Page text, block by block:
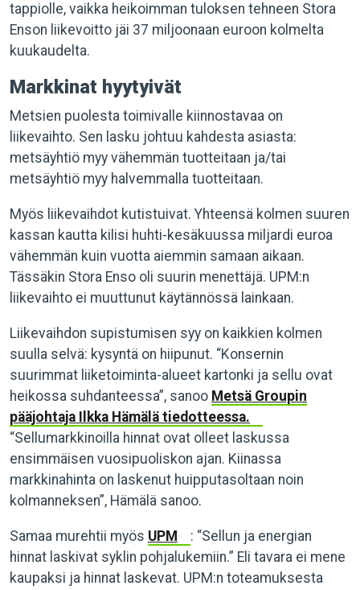
tappiolle, vaikka heikoimman tuloksen tehneen Stora
Enson liikevoitto jäi 37 miljoonaan euroon kolmelta
kuukaudelta.
Markkinat hyytyivät
Metsien puolesta toimivalle kiinnostavaa on
liikevaihto. Sen lasku johtuu kahdesta asiasta:
metsäyhtiö myy vähemmän tuotteitaan ja/tai
metsäyhtiö myy halvemmalla tuotteitaan.
Myös liikevaihdot kutistuivat. Yhteensä kolmen suuren
kassan kautta kilisi huhti-kesäkuussa miljardi euroa
vähemmän kuin vuotta aiemmin samaan aikaan.
Tässäkin Stora Enso oli suurin menettäjä. UPM:n
liikevaihto ei muuttunut käytännössä lainkaan.
Liikevaihdon supistumisen syy on kaikkien kolmen
suulla selvä: kysyntä on hiipunut. “Konsernin
suurimmat liiketoiminta-alueet kartonki ja sellu ovat
heikossa suhdanteessa”, sanoo Metsä Groupin
pääjohtaja Ilkka Hämälä tiedotteessa.
“Sellumarkkinoilla hinnat ovat olleet laskussa
ensimmäisen vuosipuoliskon ajan. Kiinassa
markkinahinta on laskenut huipputasoltaan noin
kolmanneksen”, Hämälä sanoo.
Samaa murehtii myös UPM
: “Sellun ja energian
hinnat laskivat syklin pohjalukemiin.” Eli tavara ei mene
kaupaksi ja hinnat laskevat. UPM:n toteamuksesta